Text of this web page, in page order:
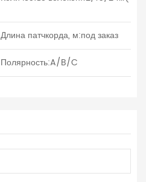
Длина патчкорда, м:под заказ
Полярность:A/B/C